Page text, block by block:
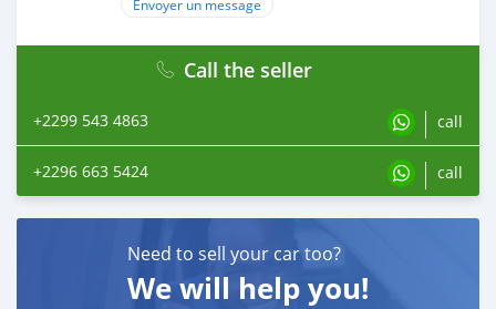
Envoyer un message
Call the seller
+2299 543 4863 call
+2296 663 5424 call
Need to sell your car too?
We will help you!